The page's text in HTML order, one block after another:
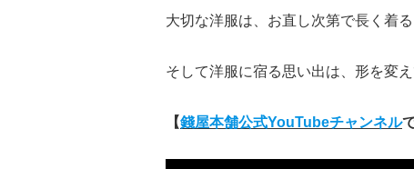
大切な洋服は、お直し次第で長く着る
そして洋服に宿る思い出は、形を変
【錢屋本舗公式YouTubeチャンネル